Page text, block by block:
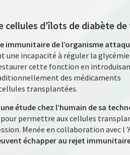
d’îlots de diabète de
immunitaire de l’organisme
une incapacité à réguler la
cette fonction en
des médicaments
transplantées.
étude chez l’humain de sa
permettre aux cellules
Menée en collaboration avec l
échapper au rejet